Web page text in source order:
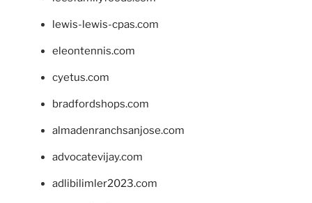
lewis-lewis-cpas.com
eleontennis.com
cyetus.com
bradfordshops.com
almadenranchsanjose.com
advocatevijay.com
adlibilimler2023.com